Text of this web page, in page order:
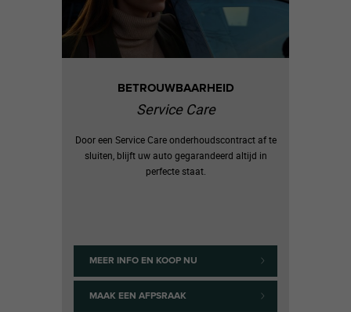
BETROUWBAARHEID
Service Care
Door een Service Care onderhoudscontract af te
sluiten, blijft uw auto gegarandeerd altijd in
perfecte staat.
MEER INFO EN KOOP NU
MAAK EEN AFPSRAAK